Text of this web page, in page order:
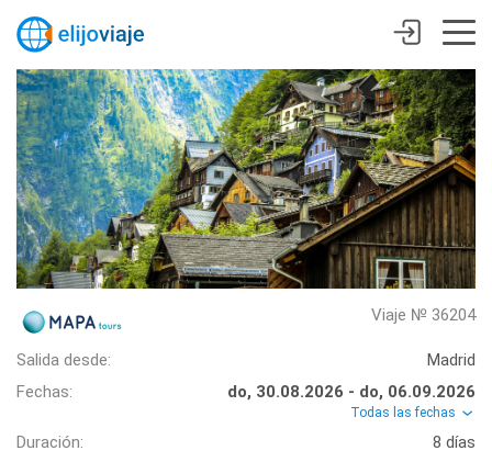
Viaje № 36204
Salida desde:
Madrid
Fechas:
do, 30.08.2026 - do, 06.09.2026
Todas las fechas
Duración:
8 días